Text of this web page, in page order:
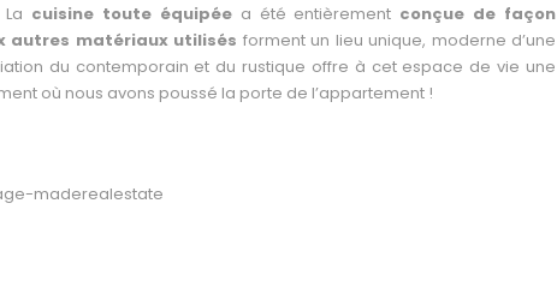
cuisine toute équipée a été entièrement conçue de façon
autres matériaux utilisés forment un lieu unique, moderne d’une
du contemporain et du rustique offre à cet espace de vie une
où nous avons poussé la porte de l’appartement !